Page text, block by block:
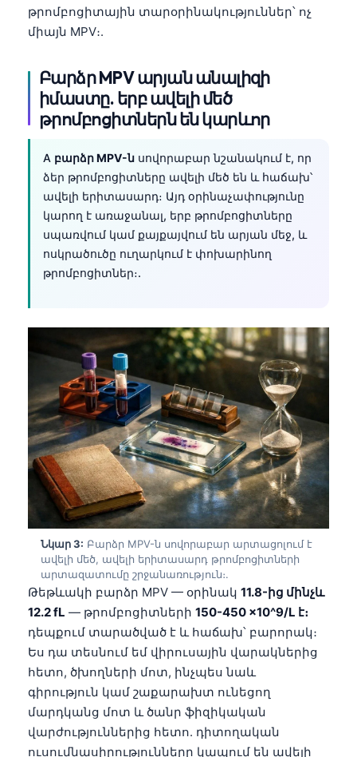
թրոմբոցիտային տարօրինակություններ՝ ոչ
միայն MPV։.
Բարձր MPV արյան անալիզի
իմաստը. երբ ավելի մեծ
թրոմբոցիտներն են կարևոր
A բարձր MPV-ն սովորաբար նշանակում է, որ
ձեր թրոմբոցիտները ավելի մեծ են և հաճախ՝
ավելի երիտասարդ։ Այդ օրինաչափությունը
կարող է առաջանալ, երբ թրոմբոցիտները
սպառվում կամ քայքայվում են արյան մեջ, և
ոսկրածուծը ուղարկում է փոխարինող
թրոմբոցիտներ։.
Նկար 3: Բարձր MPV-ն սովորաբար արտացոլում է
ավելի մեծ, ավելի երիտասարդ թրոմբոցիտների
արտազատումը շրջանառություն։.
Թեթևակի բարձր MPV — օրինակ 11.8-ից մինչև
12.2 fL — թրոմբոցիտների 150-450 ×10^9/L է։
դեպքում տարածված է և հաճախ՝ բարորակ։
Ես դա տեսնում եմ վիրուսային վարակներից
հետո, ծխողների մոտ, ինչպես նաև
գիրություն կամ շաքարախտ ունեցող
մարդկանց մոտ և ծանր ֆիզիկական
վարժություններից հետո. դիտողական
ուսումնասիրությունները կապում են ավելի